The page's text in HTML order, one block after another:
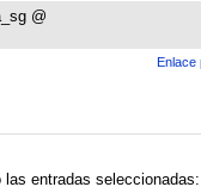
@
Enlace
las entradas seleccionadas: